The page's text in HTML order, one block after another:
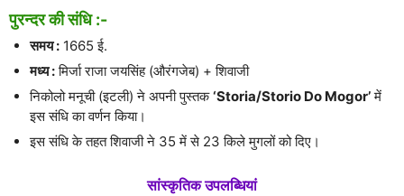
पुरन्दर की संधि :-
समय :1665 ई.
मध्य :मिर्जा राजा जयसिंह (औरंगजेब) + शिवाजी
निकोलो मनूची (इटली) ने अपनी पुस्तक‘Storia/Storio Do Mogor’में
इस संधि का वर्णन किया।
इस संधि के तहत शिवाजी ने 35 में से 23 किले मुगलों को दिए।
सांस्कृतिक उपलब्धियां